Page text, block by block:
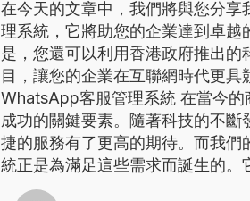
在今天的文章中，我們將與您分
理系統，它將助您的企業達到卓越
是，您還可以利用香港政府推出
目，讓您的企業在互聯網時代更具
WhatsApp客服管理系統 在當今
成功的關鍵要素。隨著科技的不
捷的服務有了更高的期待。而我
統正是為滿足這些需求而誕生的。